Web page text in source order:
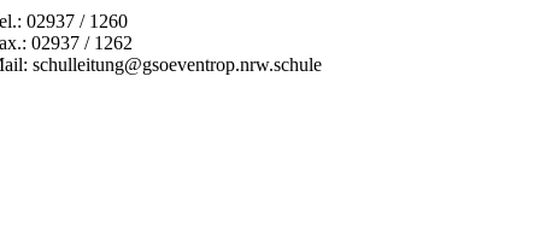
02937 / 1260
02937 / 1262
schulleitung@gsoeventrop.nrw.schule